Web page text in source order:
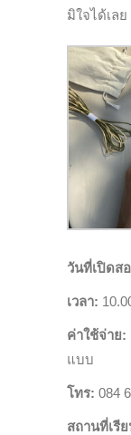
มิใจได้เลย
วันที่เปิดส
เวลา:
ค่าใช้จ่าย:
แบบ
โทร: 084
สถานที่เรี